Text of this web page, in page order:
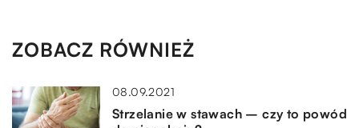
ZOBACZ RÓWNIEŻ
08.09.2021
Strzelanie w stawach – czy to powód